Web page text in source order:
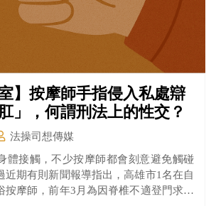
】按摩師手指侵入私處辯
」，何謂刑法上的性交？
法操司想傳媒
體接觸，不少按摩師都會刻意避免觸碰
近期有則新聞報導指出，高雄市1名在自
按摩師，前年3月為因脊椎不適登門求治